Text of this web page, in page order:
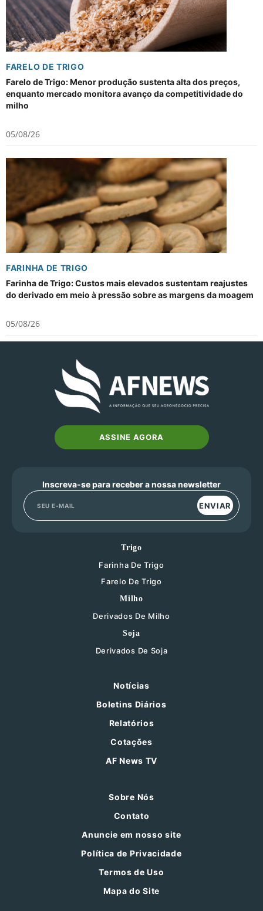
FARELO DE TRIGO
Farelo de Trigo: Menor produção sustenta alta dos preços,
enquanto mercado monitora avanço da competitividade do
milho
05/08/26
FARINHA DE TRIGO
Farinha de Trigo: Custos mais elevados sustentam reajustes
do derivado em meio à pressão sobre as margens da moagem
05/08/26
ASSINE AGORA
Inscreva-se para receber a nossa newsletter
ENVIAR
Trigo
Farinha De Trigo
Farelo De Trigo
Milho
Derivados De Milho
Soja
Derivados De Soja
Notícias
Boletins Diários
Relatórios
Cotações
AF News TV
Sobre Nós
Contato
Anuncie em nosso site
Política de Privacidade
Termos de Uso
Mapa do Site